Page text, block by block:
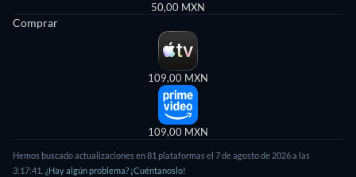
50,00 MXN
Comprar
109,00 MXN
109,00 MXN
Hemos buscado actualizaciones en 81 plataformas el 7 de agosto de 2026 a las
3:17:41. ¿Hay algún problema? ¡Cuéntanoslo!